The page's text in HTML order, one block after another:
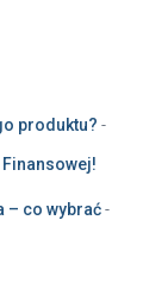
produktu? -
– co wybrać-